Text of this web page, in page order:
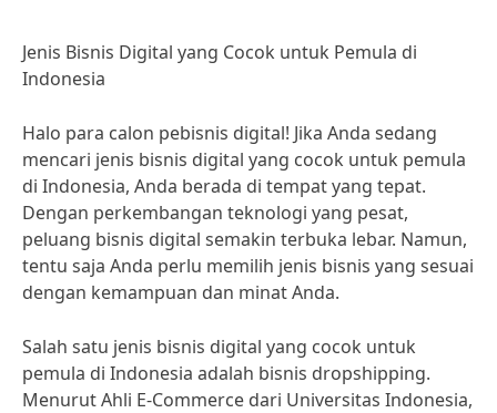
Jenis Bisnis Digital yang Cocok untuk Pemula di
Indonesia
Halo para calon pebisnis digital! Jika Anda sedang
mencari jenis bisnis digital yang cocok untuk pemula
di Indonesia, Anda berada di tempat yang tepat.
Dengan perkembangan teknologi yang pesat,
peluang bisnis digital semakin terbuka lebar. Namun,
tentu saja Anda perlu memilih jenis bisnis yang sesuai
dengan kemampuan dan minat Anda.
Salah satu jenis bisnis digital yang cocok untuk
pemula di Indonesia adalah bisnis dropshipping.
Menurut Ahli E-Commerce dari Universitas Indonesia,